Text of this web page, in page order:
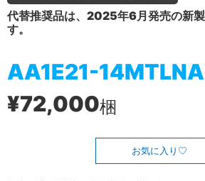
代替推奨品は、2025年6月発売の新
す。
AA1E21-14MTLNA
¥72,000梱
お気に入り